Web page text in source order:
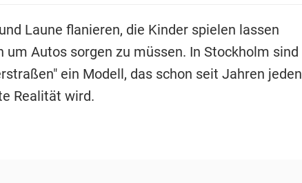
Laune flanieren, die Kinder spielen lassen
um Autos sorgen zu müssen. In Stockholm sind
ein Modell, das schon seit Jahren jeden
Realität wird.